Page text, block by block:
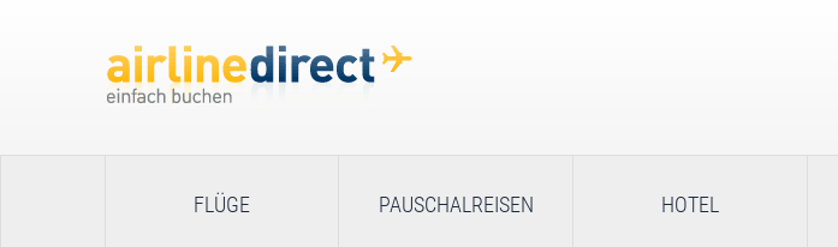
FLÜGE PAUSCHALREISEN HOTEL